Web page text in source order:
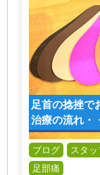
足首の捻挫で
治療の流れ・
ブログ スタ
足部痛